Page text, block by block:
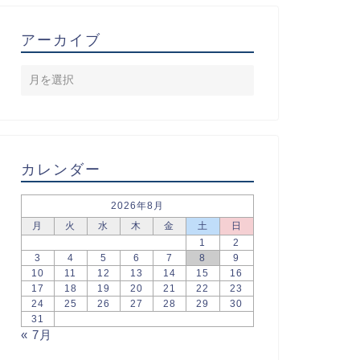
アーカイブ
カレンダー
2026年8月
月
火 水 木 金 土
日
1
2
3
4 5 6 7 8
9
10
11 12 13 14 15
16
17
18 19 20 21 22
23
24
25 26 27 28 29
30
31
« 7月